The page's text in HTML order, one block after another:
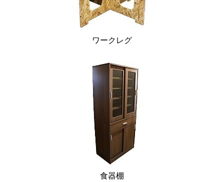
ワークレグ
食器棚